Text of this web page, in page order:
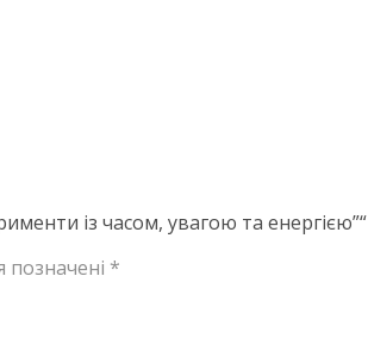
із часом, увагою та енергією”“
позначені *